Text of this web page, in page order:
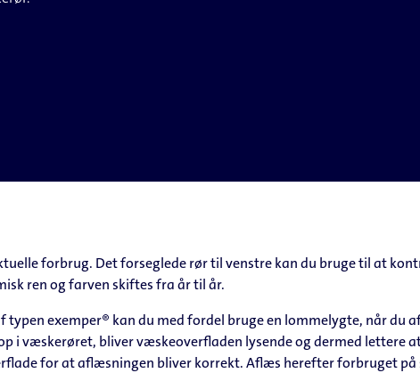
forbrug. Det forseglede rør til venstre kan du bruge til at
ren og farven skiftes fra år til år.
exemper® kan du med fordel bruge en lommelygte, når du
i væskerøret, bliver væskeoverfladen lysende og dermed lettere
for at aflæsningen bliver korrekt. Aflæs herefter forbruget